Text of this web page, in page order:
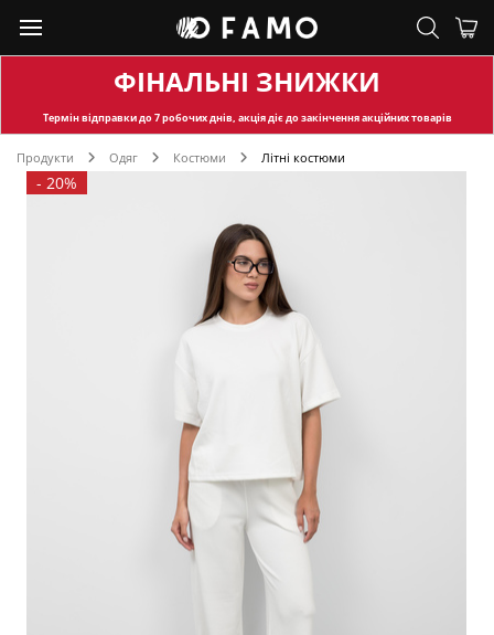
ФІНАЛЬНІ ЗНИЖКИ
Термін відправкидо 7 робочих днів, акція діє до закінчення акційних товарів
Продукти Одяг Костюми Літні костюми
- 20%